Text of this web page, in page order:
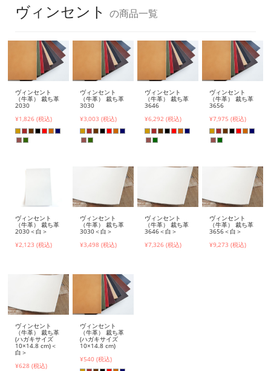
ヴィンセント の商品一覧
ヴィンセント
（牛革） 裁ち革
2030
¥1,826 (税込)
ヴィンセント
（牛革） 裁ち革
3030
¥3,003 (税込)
ヴィンセント
（牛革） 裁ち革
3646
¥6,292 (税込)
ヴィンセント
（牛革） 裁ち革
3656
¥7,975 (税込)
ヴィンセント
（牛革） 裁ち革
2030＜白＞
¥2,123 (税込)
ヴィンセント
（牛革） 裁ち革
3030＜白＞
¥3,498 (税込)
ヴィンセント
（牛革） 裁ち革
3646＜白＞
¥7,326 (税込)
ヴィンセント
（牛革） 裁ち革
3656＜白＞
¥9,273 (税込)
ヴィンセント
（牛革） 裁ち革
(ハガキサイズ
10×14.8 cm)＜
白＞
¥628 (税込)
ヴィンセント
（牛革） 裁ち革
(ハガキサイズ
10×14.8 cm)
¥540 (税込)